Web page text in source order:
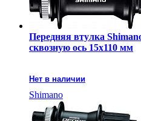
Передняя втулка
сквозную ось 15х110 мм
Нет в наличии
Shimano